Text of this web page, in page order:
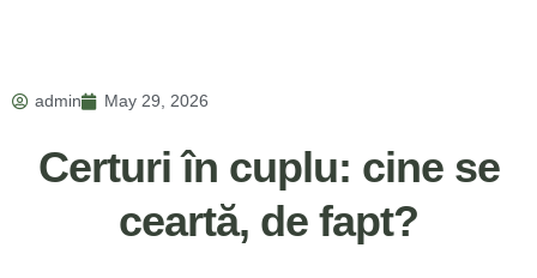
admin May 29, 2026
Certuri în cuplu: cine se
ceartă, de fapt?